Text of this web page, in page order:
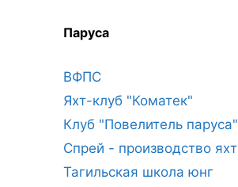
Паруса
ВФПС
Яхт-клуб "Коматек"
Клуб "Повелитель паруса"
Спрей - производство яхт
Тагильская школа юнг